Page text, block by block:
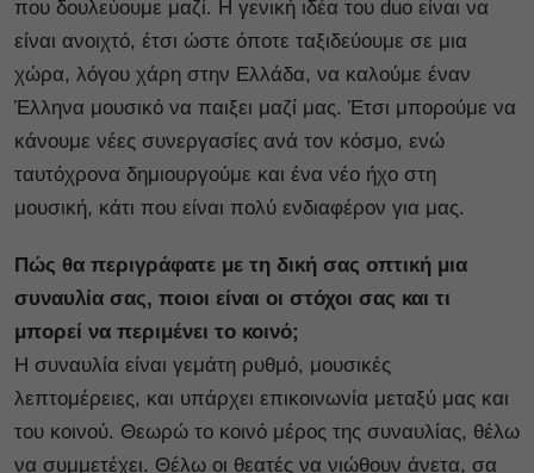
που δουλεύουμε μαζί. Η γενική ιδέα του duo είναι να
είναι ανοιχτό, έτσι ώστε όποτε ταξιδεύουμε σε μια
χώρα, λόγου χάρη στην Ελλάδα, να καλούμε έναν
Έλληνα μουσικό να παιξει μαζί μας. Έτσι μπορούμε να
κάνουμε νέες συνεργασίες ανά τον κόσμο, ενώ
ταυτόχρονα δημιουργούμε και ένα νέο ήχο στη
μουσική, κάτι που είναι πολύ ενδιαφέρον για μας.
Πώς θα περιγράφατε με τη δική σας οπτική μια
συναυλία σας, ποιοι είναι οι στόχοι σας και τι
μπορεί να περιμένει το κοινό;
Η συναυλία είναι γεμάτη ρυθμό, μουσικές
λεπτομέρειες, και υπάρχει επικοινωνία μεταξύ μας και
του κοινού. Θεωρώ το κοινό μέρος της συναυλίας, θέλω
να συμμετέχει. Θέλω οι θεατές να νιώθουν άνετα, σα